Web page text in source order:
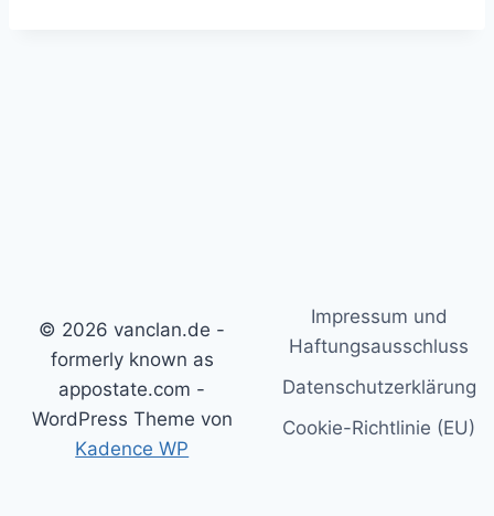
© 2026 vanclan.de -
formerly known as
appostate.com -
WordPress Theme von
Kadence WP
Impressum und
Haftungsausschluss
Datenschutzerklärung
Cookie-Richtlinie (EU)